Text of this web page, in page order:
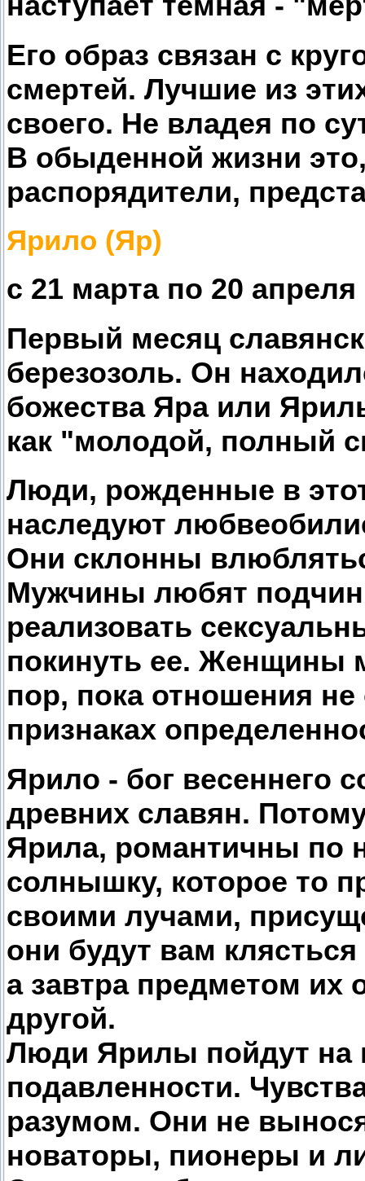
Его образ связан с
смертей. Лучшие из
своего. Не владея по
В обыденной жизни
распорядители,
Ярило (Яр)
с 21 марта по 20 апреля
Первый месяц
березозоль. Он
божества Яра или
как "молодой, полный
Люди, рожденные в
наследуют
Они склонны
Мужчины любят
реализовать
покинуть ее. Женщины
пор, пока отношения
признаках
Ярило - бог весеннего
древних славян.
Ярила, романтичны по
солнышку, которое то
своими лучами,
они будут вам
а завтра предметом их
другой.
Люди Ярилы пойдут на
подавленности.
разумом. Они не
новаторы, пионеры и